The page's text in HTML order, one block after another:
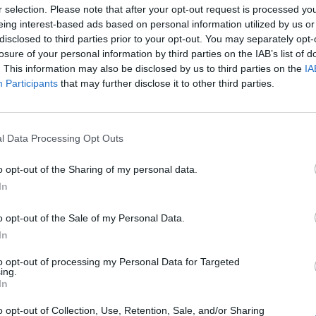
selection. Please note that after your opt-out request is processed
interest-based ads based on personal information utilized by us
to third parties prior to your opt-out. You may separately
of your personal information by third parties on the IAB’s list of
This information may also be disclosed by us to third parties on the
Participants that may further disclose it to other third parties.
Data Processing Opt Outs
opt-out of the Sharing of my personal data.
opt-out of the Sale of my Personal Data.
opt-out of processing my Personal Data for Targeted
opt-out of Collection, Use, Retention, Sale, and/or Sharing
bizonyult, kilenc havi csúcsra emelkedett áprilisban
a müncheni IFO gazdaságkutató intézet
havi rendszeres felmérésében az üzleti
után a várt 85,1 pontra csökkenés helyett 86,9
közül az aktuális üzleti környezet és a kilátások megítélése is
megítélése pedig lényegesen kevésbé romlott, mint arra
mutatószáma a márciusi...
portfolio.hu hírarchívumához tartozik, melynek olvasása